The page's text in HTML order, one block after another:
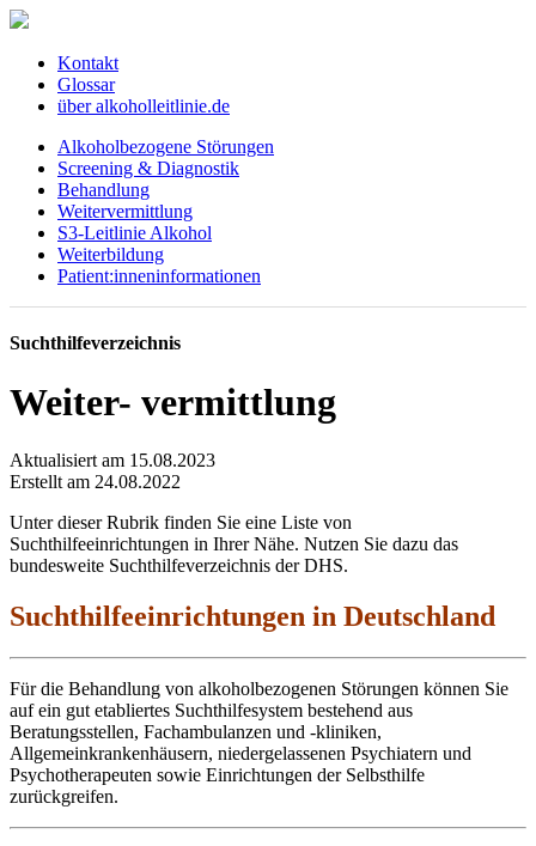
Kontakt
Glossar
über alkoholleitlinie.de
Alkoholbezogene Störungen
Screening & Diagnostik
Behandlung
Weitervermittlung
S3-Leitlinie Alkohol
Weiterbildung
Patient:inneninformationen
Suchthilfeverzeichnis
Weiter- vermittlung
Aktualisiert am 15.08.2023
Erstellt am 24.08.2022
Unter dieser Rubrik finden Sie eine Liste von
Suchthilfeeinrichtungen in Ihrer Nähe. Nutzen Sie dazu das
bundesweite Suchthilfeverzeichnis der DHS.
Suchthilfeeinrichtungen in Deutschland
Für die Behandlung von alkoholbezogenen Störungen können Sie
auf ein gut etabliertes Suchthilfesystem bestehend aus
Beratungsstellen, Fachambulanzen und -kliniken,
Allgemeinkrankenhäusern, niedergelassenen Psychiatern und
Psychotherapeuten sowie Einrichtungen der Selbsthilfe
zurückgreifen.